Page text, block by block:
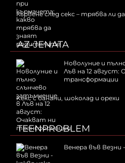
Кървене след секс – трябва ли
AZ-JENATA
Новолуние и
Лъв на 12 август:
трансформации
Kекс с банани, шоколад и орехи
TEENPROBLEM
Венера във Везни